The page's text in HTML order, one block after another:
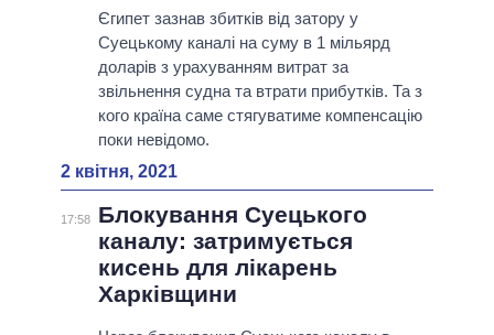
Єгипет зазнав збитків від затору у
Суецькому каналі на суму в 1 мільярд
доларів з урахуванням витрат за
звільнення судна та втрати прибутків. Та з
кого країна саме стягуватиме компенсацію
поки невідомо.
2 квітня, 2021
17:58
Блокування Суецького
каналу: затримується
кисень для лікарень
Харківщини